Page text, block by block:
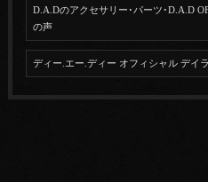
D.A.Dのアクセサリー･パーツ･D.A.D
の声
ディー.エー.ディー オフィシャル デイ